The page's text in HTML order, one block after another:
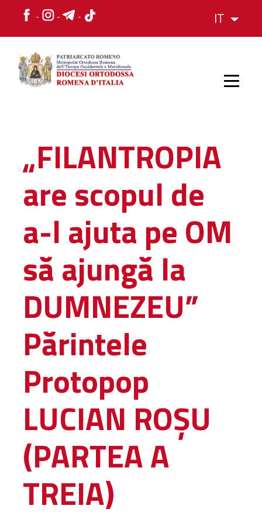
IT
STORIA
L'ORGANIZZAZIONE
L'ORGANIZZAZIONE
La Struttura
Amministrativa
Monasteri,
chiese e
Parrocchie
RISORSE
RISORSE
Apostolia Italia
Comunicati stampa
Gli Statuti e le leggi
Lettere pastorali
„FILANTROPIA
are scopul de
a-l ajuta pe OM
să ajungă la
DUMNEZEU”
Părintele
Protopop
LUCIAN ROȘU
(PARTEA A
TREIA)